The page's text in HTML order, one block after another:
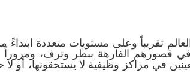
تقريباً وعلى مستويات متعددة ابتداءً
قصورهم الفارهة ببطر وترف، ومروراً
في مراكز وظيفية لا يستحقونها، أو لا